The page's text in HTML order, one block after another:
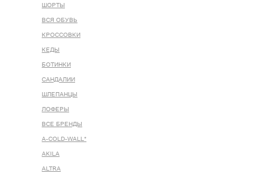
ШОРТЫ
ВСЯ ОБУВЬ
КРОССОВКИ
КЕДЫ
БОТИНКИ
САНДАЛИИ
ШЛЕПАНЦЫ
ЛОФЕРЫ
ВСЕ БРЕНДЫ
A-COLD-WALL*
AKILA
ALTRA